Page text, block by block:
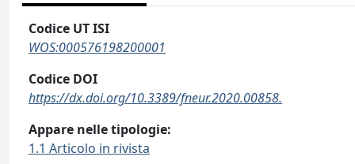
Codice UT ISI
WOS:000576198200001
Codice DOI
https://dx.doi.org/10.3389/fneur.2020.00858.
Appare nelle tipologie:
1.1 Articolo in rivista